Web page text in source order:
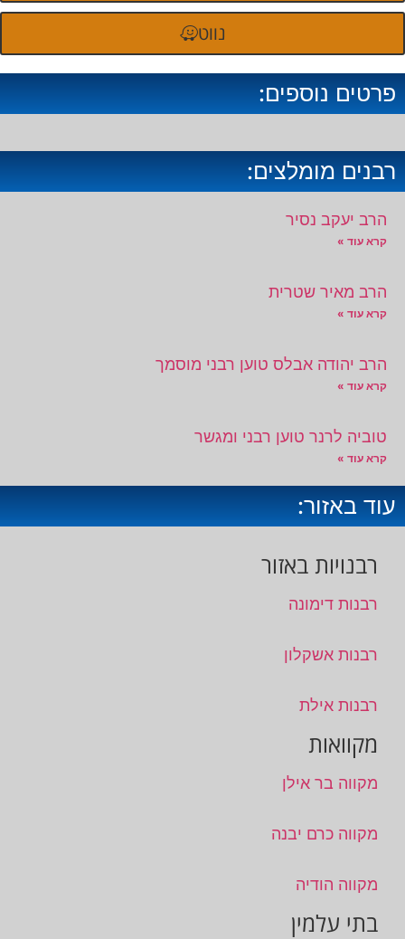
נווט
פרטים נוספים:
רבנים מומלצים:
הרב יעקב נסיר
קרא עוד »
הרב מאיר שטרית
קרא עוד »
הרב יהודה אבלס טוען רבני מוסמך
קרא עוד »
טוביה לרנר טוען רבני ומגשר
קרא עוד »
עוד באזור:
רבנויות באזור
רבנות דימונה
רבנות אשקלון
רבנות אילת
מקוואות
מקווה בר אילן
מקווה כרם יבנה
מקווה הודיה
בתי עלמין